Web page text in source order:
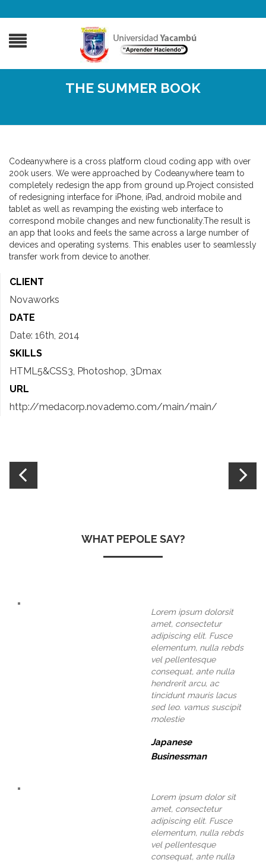
THE SUMMER BOOK
Codeanywhere is a cross platform cloud coding app with over
200k users. We were approached by Codeanywhere team to
completely redesign the app from ground up. Project consisted
of redesigning interface for iPhone, iPad, android mobile and
tablet as well as revamping the existing web interface to
correspond mobile changes and new functionality.The result is
an app that looks and feels the same across a large number of
devices and operating systems. This enables user to seamlessly
transfer work from device to another.
CLIENT
Novaworks
DATE
Date: 16th, 2014
SKILLS
HTML5&CSS3, Photoshop, 3Dmax
URL
http://medacorp.novademo.com/main/main/
WHAT PEPOLE SAY?
Lorem ipsum dolorsit
amet, consectetur
adipiscing elit. Fusce
elementum, nulla rebds
vel pellentesque
consequat, ante nulla
hendrerit arcu, ac
tincidunt mauris lacus
sed leo. vamus suscipit
molestie
Japanese
Businessman
Lorem ipsum dolor sit
amet, consectetur
adipiscing elit. Fusce
elementum, nulla rebds
vel pellentesque
consequat, ante nulla